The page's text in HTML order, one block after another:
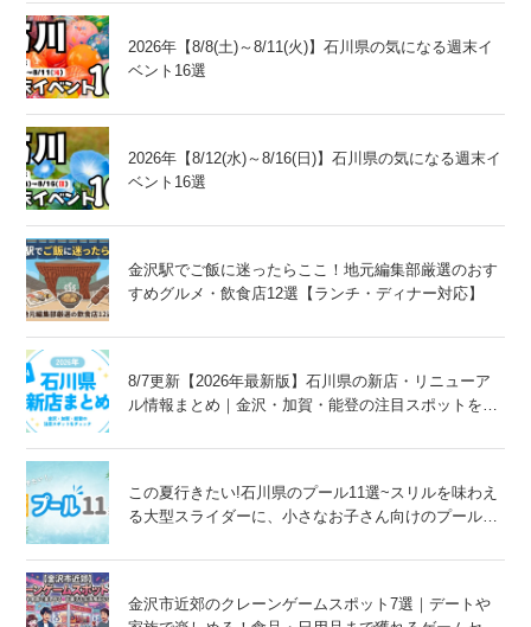
2026年【8/8(土)～8/11(火)】石川県の気になる週末イ
ベント16選
2026年【8/12(水)～8/16(日)】石川県の気になる週末イ
ベント16選
金沢駅でご飯に迷ったらここ！地元編集部厳選のおす
すめグルメ・飲食店12選【ランチ・ディナー対応】
8/7更新【2026年最新版】石川県の新店・リニューア
ル情報まとめ｜金沢・加賀・能登の注目スポットをチ
この夏行きたい!石川県のプール11選~スリルを味わえ
る大型スライダーに、小さなお子さん向けのプール
金沢市近郊のクレーンゲームスポット7選｜デートや